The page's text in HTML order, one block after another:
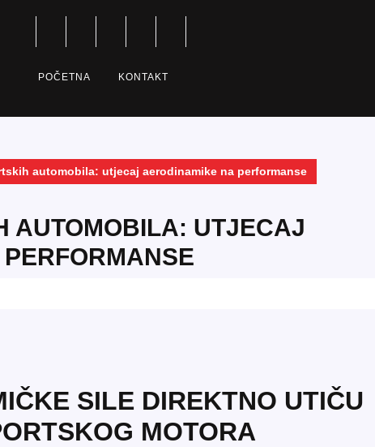
POČETNA KONTAKT
automobila: utjecaj aerodinamike na performanse
AUTOMOBILA: UTJECAJ
SILE DIREKTNO UTIČU
MOTORA